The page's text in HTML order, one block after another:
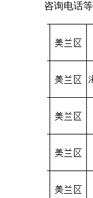
咨询电话